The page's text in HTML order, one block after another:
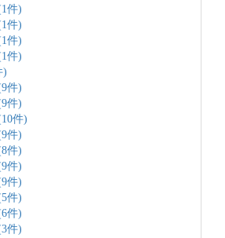
件)
件)
件)
件)
)
件)
件)
件)
件)
件)
件)
件)
件)
件)
件)